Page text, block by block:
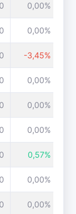
0,00%
0,00%
-3,45%
0,00%
0,00%
0,00%
0,57%
0,00%
0,00%